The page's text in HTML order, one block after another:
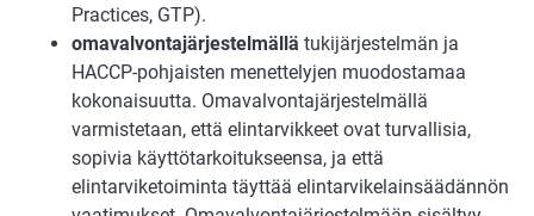
Practices, GTP).
omavalvontajärjestelmällä tukijärjestelmän ja
HACCP-pohjaisten menettelyjen muodostamaa
kokonaisuutta. Omavalvontajärjestelmällä
varmistetaan, että elintarvikkeet ovat turvallisia,
sopivia käyttötarkoitukseensa, ja että
elintarviketoiminta täyttää elintarvikelainsäädännön